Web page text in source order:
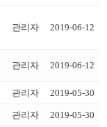
관리자 2019-06-12
관리자 2019-06-12
관리자 2019-05-30
관리자 2019-05-30